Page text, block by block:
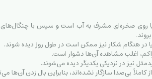
صخره‌ای مشرف به آب است و سپس با چنگال‌های
در هنگام شکار نیز ممکن است در طول روز دیده شوند.
اغلب مشاهده آن‌ها دشوار است.
نیز در نزدیکی یکدیگر دیده می‌شوند.
بی‌صدا سازگار نشده‌اند، بنابراین بال زدن آن‌ها